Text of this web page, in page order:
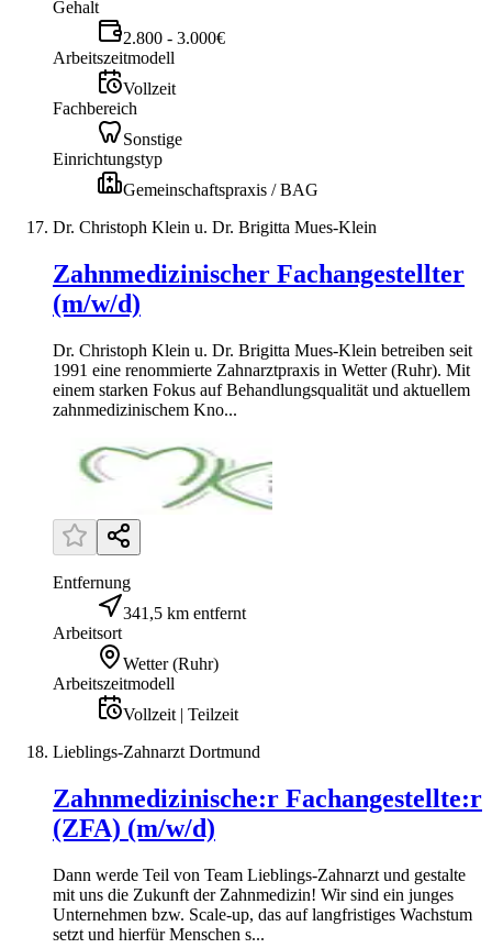
Gehalt
2.800 - 3.000€
Arbeitszeitmodell
Vollzeit
Fachbereich
Sonstige
Einrichtungstyp
Gemeinschaftspraxis / BAG
Dr. Christoph Klein u. Dr. Brigitta Mues-Klein
Zahnmedizinischer Fachangestellter
(m/w/d)
Dr. Christoph Klein u. Dr. Brigitta Mues-Klein betreiben seit
1991 eine renommierte Zahnarztpraxis in Wetter (Ruhr). Mit
einem starken Fokus auf Behandlungsqualität und aktuellem
zahnmedizinischem Kno...
Entfernung
341,5 km entfernt
Arbeitsort
Wetter (Ruhr)
Arbeitszeitmodell
Vollzeit | Teilzeit
Lieblings-Zahnarzt Dortmund
Zahnmedizinische:r Fachangestellte:r
(ZFA) (m/w/d)
Dann werde Teil von Team Lieblings-Zahnarzt und gestalte
mit uns die Zukunft der Zahnmedizin! Wir sind ein junges
Unternehmen bzw. Scale-up, das auf langfristiges Wachstum
setzt und hierfür Menschen s...